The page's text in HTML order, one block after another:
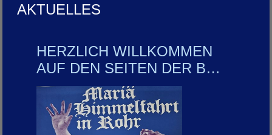
AKTUELLES
HERZLICH WILLKOMMEN
AUF DEN SEITEN DER B…